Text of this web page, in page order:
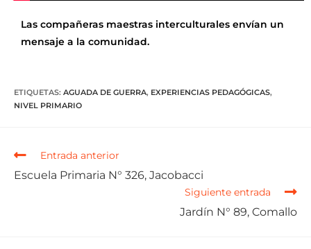
Las compañeras maestras interculturales envían un
mensaje a la comunidad.
ETIQUETAS: AGUADA DE GUERRA, EXPERIENCIAS PEDAGÓGICAS,
NIVEL PRIMARIO
Entrada anterior
Escuela Primaria N° 326, Jacobacci
Siguiente entrada
Jardín N° 89, Comallo